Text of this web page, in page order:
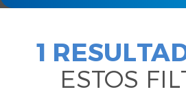
1
ESTOS